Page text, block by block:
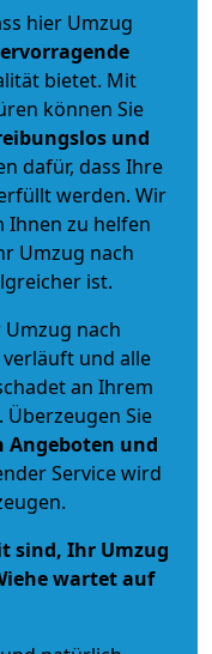
hier Umzug
bietet. Mit
können Sie
und
dafür, dass Ihre
werden. Wir
Ihnen zu helfen
Umzug nach
ist.
nach
und alle
an Ihrem
Sie
Angeboten und
Service wird
sind, Ihr Umzug
wartet auf